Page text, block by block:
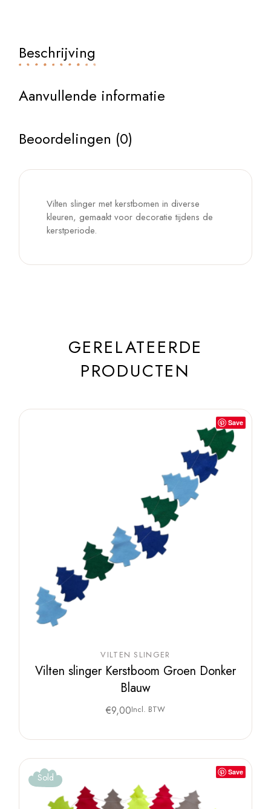
Beschrijving
Aanvullende informatie
Beoordelingen (0)
Vilten slinger met kerstbomen in diverse
kleuren, gemaakt voor decoratie tijdens de
kerstperiode.
GERELATEERDE
PRODUCTEN
Save
VILTEN SLINGER
Vilten slinger Kerstboom Groen Donker
Blauw
€9,00Incl. BTW
Save
Sold